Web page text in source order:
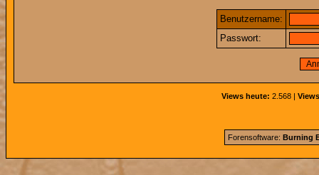
Benutzername:
Passwort:
Views heute: 2.568 |
Forensoftware: Burning